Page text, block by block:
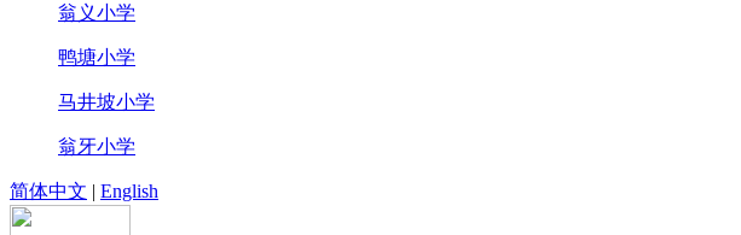
翁义小学
鸭塘小学
马井坡小学
翁牙小学
简体中文 | English